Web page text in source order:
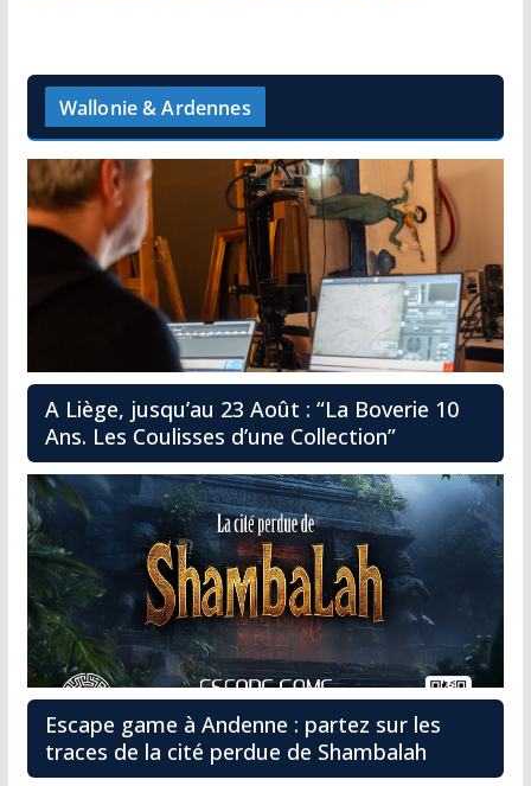
Wallonie & Ardennes
A Liège, jusqu’au 23 Août : “La Boverie 10
Ans. Les Coulisses d’une Collection”
Escape game à Andenne : partez sur les
traces de la cité perdue de Shambalah